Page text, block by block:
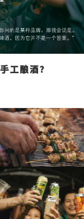
工酿酒？